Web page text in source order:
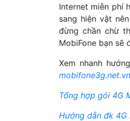
Internet miễn phí
sang hiện vật
đừng chần chừ
MobiFone bạn sẽ
Xem nhanh
mobifone3g.net.vn
Tổng hợp gói 4G
Hướng dẫn đk 4G